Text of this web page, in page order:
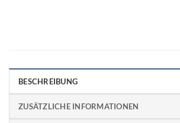
BESCHREIBUNG
ZUSÄTZLICHE INFORMATIONEN